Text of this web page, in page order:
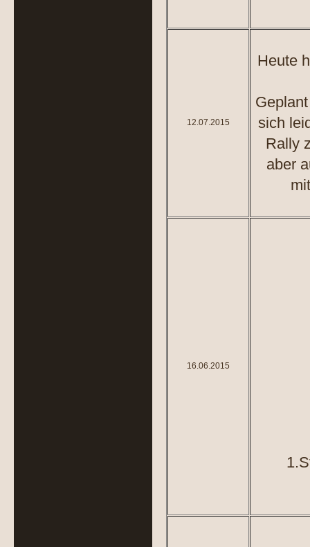
12.07.2015
Heute
sich
Rally
aber
16.06.2015